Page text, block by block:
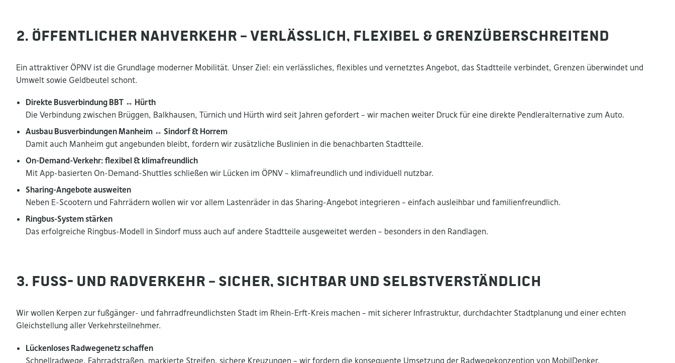
2. Öffentlicher Nahverkehr – verlässlich, flexibel & grenzüberschreitend
Ein attraktiver ÖPNV ist die Grundlage moderner Mobilität. Unser Ziel: ein verlässliches, flexibles und vernetztes Angebot, das Stadtteile verbindet, Grenzen überwindet und
Umwelt sowie Geldbeutel schont.
Direkte Busverbindung BBT ↔︎ Hürth
Die Verbindung zwischen Brüggen, Balkhausen, Türnich und Hürth wird seit Jahren gefordert – wir machen weiter Druck für eine direkte Pendleralternative zum Auto.
Ausbau Busverbindungen Manheim ↔︎ Sindorf & Horrem
Damit auch Manheim gut angebunden bleibt, fordern wir zusätzliche Buslinien in die benachbarten Stadtteile.
On-Demand-Verkehr: flexibel & klimafreundlich
Mit App-basierten On-Demand-Shuttles schließen wir Lücken im ÖPNV – klimafreundlich und individuell nutzbar.
Sharing-Angebote ausweiten
Neben E-Scootern und Fahrrädern wollen wir vor allem Lastenräder in das Sharing-Angebot integrieren – einfach ausleihbar und familienfreundlich.
Ringbus-System stärken
Das erfolgreiche Ringbus-Modell in Sindorf muss auch auf andere Stadtteile ausgeweitet werden – besonders in den Randlagen.
3. Fuß- und Radverkehr – sicher, sichtbar und selbstverständlich
Wir wollen Kerpen zur fußgänger- und fahrradfreundlichsten Stadt im Rhein-Erft-Kreis machen – mit sicherer Infrastruktur, durchdachter Stadtplanung und einer echten
Gleichstellung aller Verkehrsteilnehmer.
Lückenloses Radwegenetz schaffen
Schnellradwege, Fahrradstraßen, markierte Streifen, sichere Kreuzungen – wir fordern die konsequente Umsetzung der Radwegekonzeption von MobilDenker.